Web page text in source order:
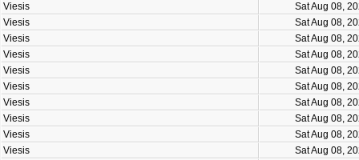
Viesis
Sat Aug 08,
Viesis
Sat Aug 08,
Viesis
Sat Aug 08,
Viesis
Sat Aug 08,
Viesis
Sat Aug 08,
Viesis
Sat Aug 08,
Viesis
Sat Aug 08,
Viesis
Sat Aug 08,
Viesis
Sat Aug 08,
Viesis
Sat Aug 08,